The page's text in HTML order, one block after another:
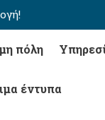
πόλη
έντυπα